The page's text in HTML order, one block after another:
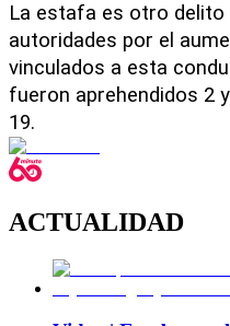
La estafa es otro delito
autoridades por el
vinculados a esta
fueron aprehendidos 2
19.
ACTUALIDAD